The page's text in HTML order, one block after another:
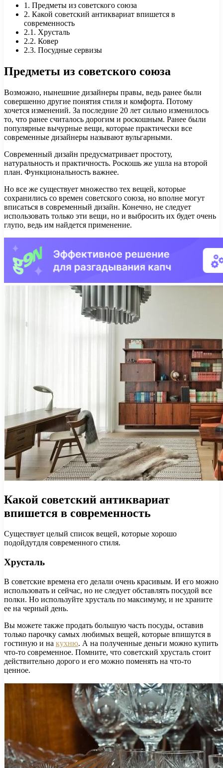
1. Предметы из советского союза
2. Какой советский антиквариат впишется в
современность
2.1. Хрусталь
2.2. Ковер
2.3. Посудные сервизы
Предметы из советского союза
Возможно, нынешние дизайнеры правы, ведь ранее были
совершенно другие понятия стиля и комфорта. Потому
хочется изменений. За последние 20 лет сильно изменилось
то, что ранее считалось дорогим и роскошным. Ранее были
популярные вычурные вещи, которые практически все
современные дизайнеры называют вульгарными.
Современный дизайн предусматривает простоту,
натуральность и практичность. Роскошь же ушла на второй
план. Функциональность важнее.
Но все же существует множество тех вещей, которые
сохранились со времен советского союза, но вполне могут
вписаться в современный дизайн. Конечно, не следует
использовать только эти вещи, но и выбросить их будет очень
глупо, ведь им найдется применение.
Какой советский антиквариат
впишется в современность
Существует целый список вещей, которые хорошо
подойдутдля современного стиля.
Хрусталь
В советские времена его делали очень красивым. И его можно
использовать и сейчас, но не следует обставлять посудой все
полки. Но используйте хрусталь по максимуму, и не храните
ее на черный день.
Вы можете также продать большую часть посуды, оставив
только парочку самых любимых вещей, которые впишутся в
гостиную и на кухню. А на полученные деньги можно купить
что-то современное. Помните, что советский хрусталь стоит
действительно дорого и его можно поменять на что-то
ценное.